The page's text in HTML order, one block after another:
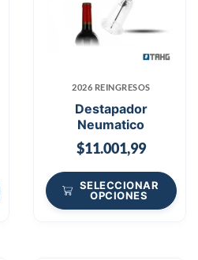
2026 REINGRESOS
Destapador
Neumatico
$11.001,99
SELECCIONAR
OPCIONES